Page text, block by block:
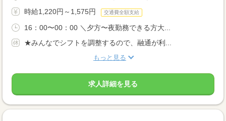
時給1,220円～1,575円 交通費全額支給
16：00〜00：00 ＼夕方〜夜勤務できる方大...
★みんなでシフトを調整するので、融通が利...
もっと見る
求人詳細を見る